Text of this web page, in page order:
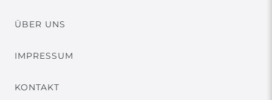
ÜBER UNS
IMPRESSUM
KONTAKT